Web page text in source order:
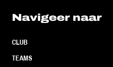
Navigeer naar
CLUB
TEAMS